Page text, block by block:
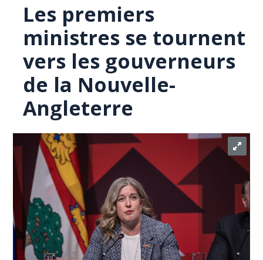
Les premiers
ministres se tournent
vers les gouverneurs
de la Nouvelle-
Angleterre